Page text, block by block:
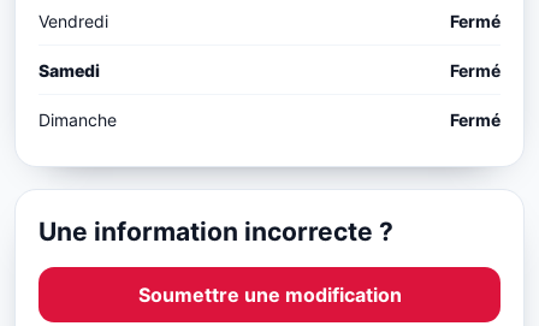
Vendredi Fermé
Samedi Fermé
Dimanche Fermé
Une information incorrecte ?
Soumettre une modification